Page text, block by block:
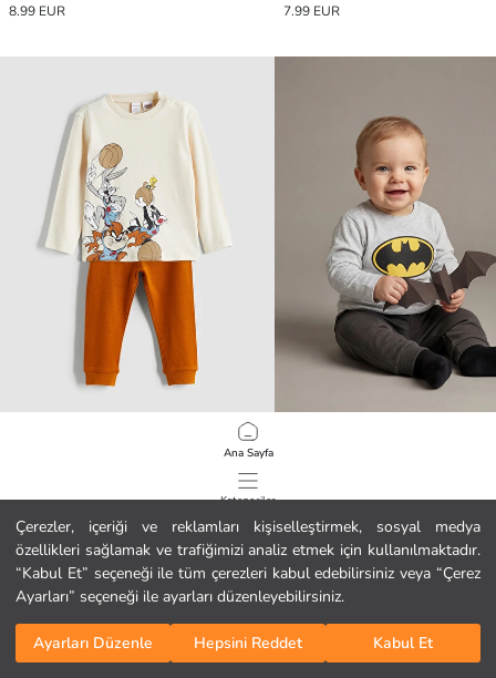
Çerezler, içeriği ve reklamları kişiselleştirmek, sosyal medya
özellikleri sağlamak ve trafiğimizi analiz etmek için kullanılmaktadır.
“Kabul Et” seçeneği ile tüm çerezleri kabul edebilirsiniz veya “Çerez
Ayarları” seçeneği ile ayarları düzenleyebilirsiniz.
Ayarları Düzenle Hepsini Reddet Kabul Et
Ana Sayfa
Kategoriler
Sepetim
8.99 EUR
7.99 EUR
Bisiklet Yaka Looney Tunes Baskılı Erkek Bebek Pijama Takımı
1/ 78